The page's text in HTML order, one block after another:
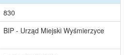
830
BIP - Urząd Miejski Wyśmierzyce